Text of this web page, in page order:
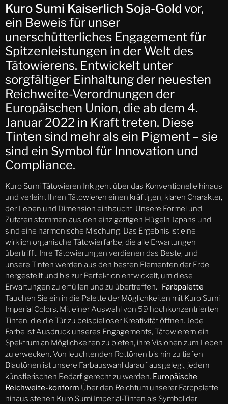
Kuro Sumi Kaiserlich Soja-Gold vor,
ein Beweis für unser
unerschütterliches Engagement für
Spitzenleistungen in der Welt des
Tätowierens. Entwickelt unter
sorgfältiger Einhaltung der neuesten
Reichweite-Verordnungen der
Europäischen Union, die ab dem 4.
Januar 2022 in Kraft treten. Diese
Tinten sind mehr als ein Pigment – ​​sie
sind ein Symbol für Innovation und
Compliance.
Kuro Sumi Tätowieren Ink geht über das Konventionelle hinaus
und verleiht Ihren Tätowieren einen kräftigen, klaren Charakter,
der Leben und Dimension einhaucht. Unsere Formel und
Zutaten stammen aus den einzigartigen Hügeln Japans und
sind eine harmonische Mischung. Das Ergebnis ist eine
wirklich organische Tätowierfarbe, die alle Erwartungen
übertrifft. Ihre Tätowierungen verdienen das Beste, und
unsere Tinten werden aus den besten Elementen der Erde
hergestellt und bis zur Perfektion entwickelt, um diese
Erwartungen zu erfüllen und zu übertreffen. Farbpalette
Tauchen Sie ein in die Palette der Möglichkeiten mit Kuro Sumi
Imperial Colors. Mit einer Auswahl von 59 hochkonzentrierten
Tinten, die die Tür zu beispielloser Kreativität öffnen. Jede
Farbe ist Ausdruck unseres Engagements, Tätowierern ein
Spektrum an Möglichkeiten zu bieten, ihre Visionen zum Leben
zu erwecken. Von leuchtenden Rottönen bis hin zu tiefen
Blautönen ist unsere Farbauswahl darauf ausgelegt, jedem
künstlerischen Bedarf gerecht zu werden. Europäische
Reichweite-konform Über den Reichtum unserer Farbpalette
hinaus stehen Kuro Sumi Imperial-Tinten als Symbol der